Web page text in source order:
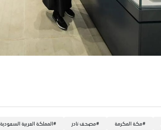
#مكة المكرمة #مصحف نادر #المملكة العربية السعودية